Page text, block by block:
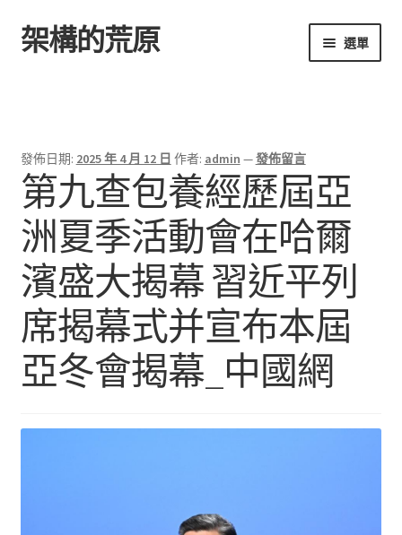
跳
至
跳
至
架構的荒原 選單
發佈日期: 2025 年 4 月 12 日 作者: admin —發佈留言
第九查包養經歷屆亞
洲夏季活動會在哈爾
濱盛大揭幕 習近平列
席揭幕式并宣布本屆
亞冬會揭幕_中國網